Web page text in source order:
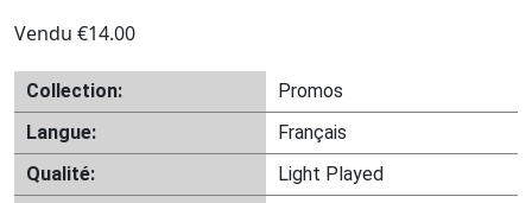
Vendu €14.00
Collection:
Promos
Langue:
Français
Qualité:
Light Played